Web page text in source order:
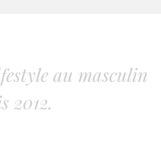
au masculin
2012.